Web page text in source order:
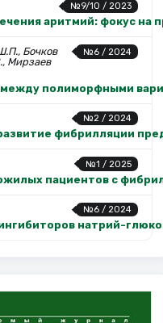
№9/10 / 2023
аритмий: фокус на
№6 / 2024
Бочков
Мирзаев
полиморфными
№2 / 2024
фибрилляции
№1 / 2025
пациентов с
№6 / 2024
натрий-